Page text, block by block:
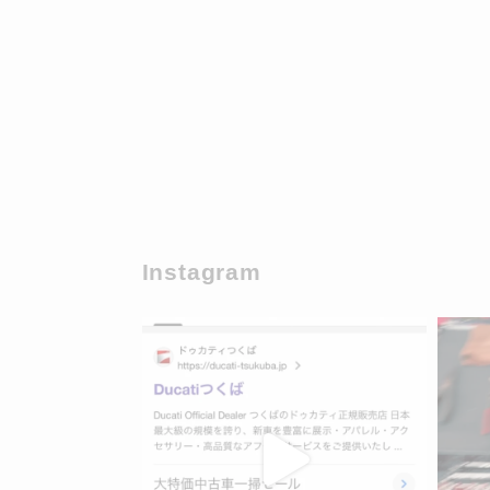
Instagram